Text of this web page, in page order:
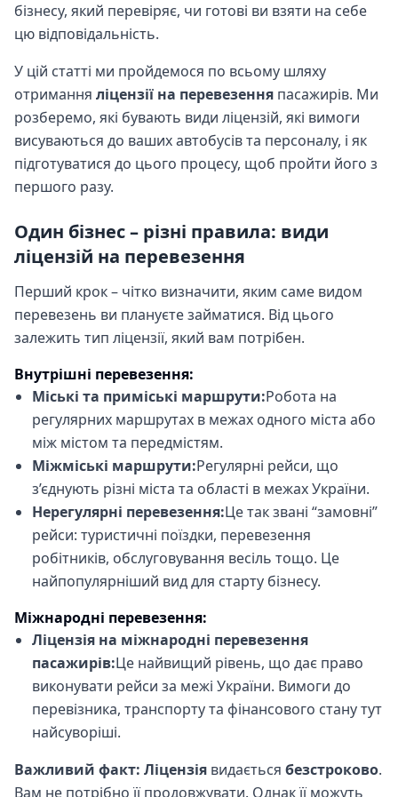
бізнесу, який перевіряє, чи готові ви взяти на себе
цю відповідальність.
У цій статті ми пройдемося по всьому шляху
отримання ліцензії на перевезення пасажирів. Ми
розберемо, які бувають види ліцензій, які вимоги
висуваються до ваших автобусів та персоналу, і як
підготуватися до цього процесу, щоб пройти його з
першого разу.
Один бізнес – різні правила: види
ліцензій на перевезення
Перший крок – чітко визначити, яким саме видом
перевезень ви плануєте займатися. Від цього
залежить тип ліцензії, який вам потрібен.
Внутрішні перевезення:
Міські та приміські маршрути:Робота на
регулярних маршрутах в межах одного міста або
між містом та передмістям.
Міжміські маршрути:Регулярні рейси, що
з’єднують різні міста та області в межах України.
Нерегулярні перевезення:Це так звані “замовні”
рейси: туристичні поїздки, перевезення
робітників, обслуговування весіль тощо. Це
найпопулярніший вид для старту бізнесу.
Міжнародні перевезення:
Ліцензія на міжнародні перевезення
пасажирів:Це найвищий рівень, що дає право
виконувати рейси за межі України. Вимоги до
перевізника, транспорту та фінансового стану тут
найсуворіші.
Важливий факт: Ліцензія видається безстроково.
Вам не потрібно її продовжувати. Однак її можуть